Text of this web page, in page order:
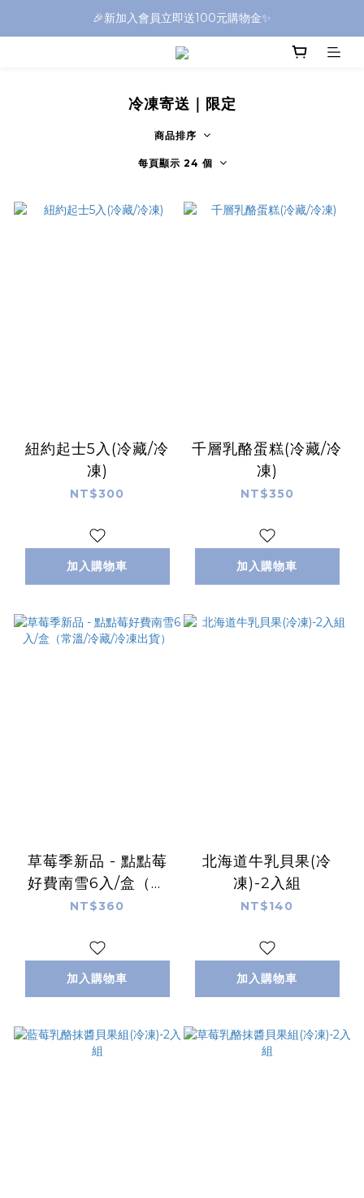
🎉新加入會員立即送100元購物金✨
冷凍寄送｜限定
商品排序
每頁顯示 24 個
紐約起士5入(冷藏/冷
凍)
NT$300
加入購物車
千層乳酪蛋糕(冷藏/冷
凍)
NT$350
加入購物車
草莓季新品 - 點點莓
好費南雪6入/盒（常
溫/冷藏/冷凍出貨）
NT$360
加入購物車
北海道牛乳貝果(冷
凍)-2入組
NT$140
加入購物車